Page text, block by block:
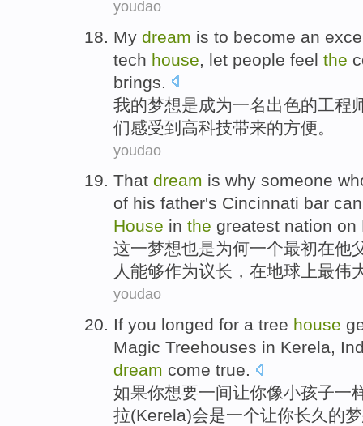
youdao
My dream is to become an
tech house let people feel the
brings
我的梦想是成为一名出色的工程
们感受到高科技带来的方便 。
youdao
That dream is why someone
of his father's Cincinnati bar can
House in the greatest nation on
这一梦想也是为何一个最初在他
人 能够作为议长 ， 在地球上最伟
youdao
If you longed for a tree house
Magic Treehouses in Kerela,
dream come true.
如果你想要一间让你像小孩子一
拉(Kerela)会是一个让你长久 的